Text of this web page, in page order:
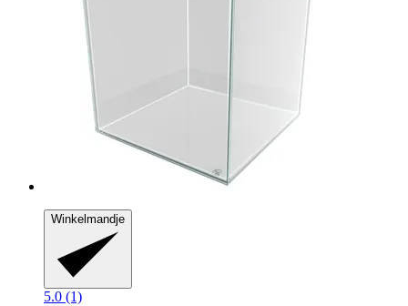
Winkelmandje
5.0 (1)